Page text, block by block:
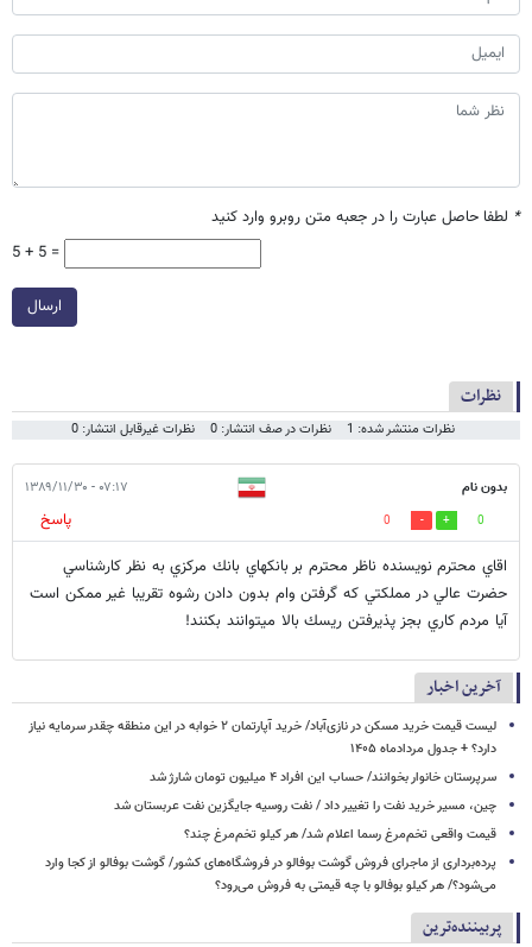
* لطفا حاصل عبارت را در جعبه متن روبرو وارد کنید
5 + 5 =
ارسال
نظرات
نظرات منتشر شده: 1 نظرات در صف انتشار: 0 نظرات غیرقابل انتشار: 0
بدون نام ۰۷:۱۷ - ۱۳۸۹/۱۱/۳۰
0
0
پاسخ
اقاي محترم نويسنده ناظر محترم بر بانكهاي بانك مركزي به نظر كارشناسي
حضرت عالي در مملكتي كه گرفتن وام بدون دادن رشوه تقريبا غير ممكن است
آيا مردم كاري بجز پذيرفتن ريسك بالا ميتوانند بكنند!
آخرین اخبار
لیست قیمت خرید مسکن در نازی‌آباد/ خرید آپارتمان ۲ خوابه در این منطقه چقدر سرمایه نیاز
دارد؟ + جدول مردادماه ۱۴۰۵
سرپرستان خانوار بخوانند/ حساب این افراد ۴ میلیون تومان شارژ شد
چین، مسیر خرید نفت را تغییر داد / نفت روسیه جایگزین نفت عربستان شد
قیمت واقعی تخم‌مرغ رسما اعلام شد/ هر کیلو تخم‌مرغ چند؟
پرده‌برداری از ماجرای فروش گوشت بوفالو در فروشگاه‌های کشور/ گوشت بوفالو از کجا وارد
می‌شود؟/ هر کیلو بوفالو با چه قیمتی به فروش می‌رود؟
پربیننده‌ترین